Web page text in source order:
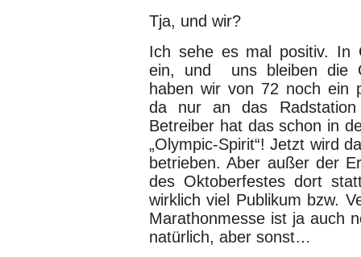
Tja, und wir?
Ich sehe es mal positiv. In
ein, und uns bleiben die
haben wir von 72 noch ein
da nur an das Radstation
Betreiber hat das schon in
„Olympic-Spirit“! Jetzt wird
betrieben. Aber außer der
des Oktoberfestes dort
wirklich viel Publikum bzw.
Marathonmesse ist ja auch
natürlich, aber sonst…